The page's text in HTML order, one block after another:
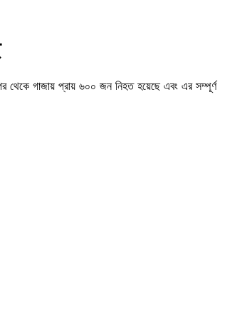
থেকে গাজায় প্রায় ৬০০ জন নিহত হয়েছে এবং এর সম্পূর্ণ